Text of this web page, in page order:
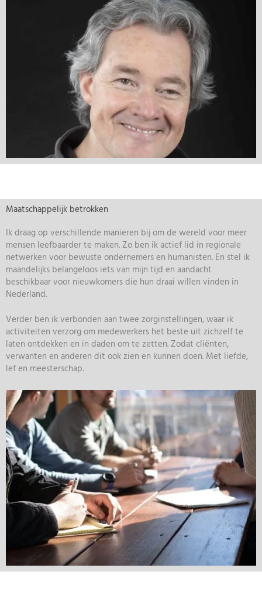
Maatschappelijk betrokken
Ik draag op verschillende manieren bij om de wereld voor meer
mensen leefbaarder te maken. Zo ben ik actief lid in regionale
netwerken voor bewuste ondernemers en humanisten. En stel ik
maandelijks belangeloos iets van mijn tijd en aandacht
beschikbaar voor nieuwkomers die hun draai willen vinden in
Nederland.
Verder ben ik verbonden aan twee zorginstellingen, waar ik
activiteiten verzorg om medewerkers het beste uit zichzelf te
laten ontdekken en in daden om te zetten. Zodat cliënten,
verwanten en anderen dit ook zien en kunnen doen. Met liefde,
lef en meesterschap.